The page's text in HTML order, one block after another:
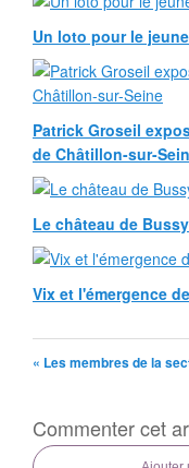
Un loto pour le
Patrick Groseil
de Châtillon-sur-
Le château de
Vix et l'émergence
« Les membres de la
Commenter cet